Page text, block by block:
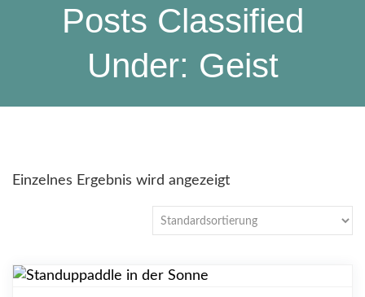
Posts Classified
Under: Geist
Einzelnes Ergebnis wird angezeigt